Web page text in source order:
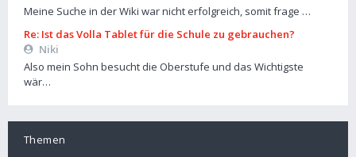
Meine Suche in der Wiki war nicht erfolgreich, somit frage …
Re: Ist das Volla Tablet für die Schule zu gebrauchen?
Niki
Also mein Sohn besucht die Oberstufe und das Wichtigste
wär…
Themen